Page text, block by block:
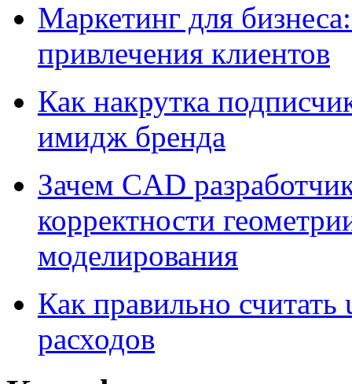
Маркетинг для
привлечения клиентов
Как накрутка
имидж бренда
Зачем CAD
корректности
моделирования
Как правильно
расходов